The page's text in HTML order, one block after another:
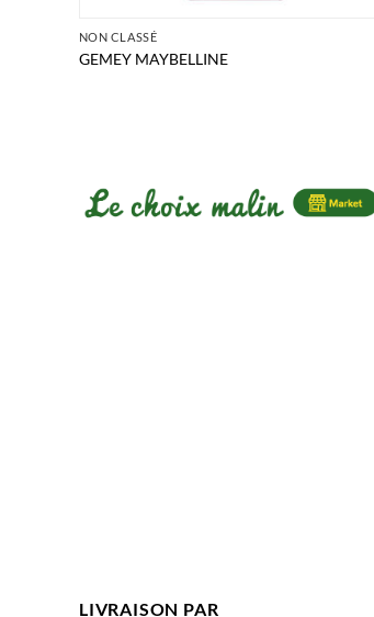
NON CLASSÉ
GEMEY MAYBELLINE
LIVRAISON PAR